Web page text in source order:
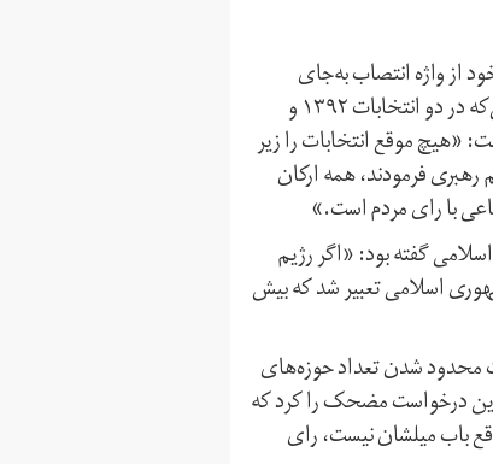
از واژه انتصاب به‌جای
انتخاب سخن گفتید و همین تعبیر را هم در مورد شورای نگهبان به کار بردید، اما با توجه به این‌که در دو انتخابات ۱۳۹۲ و
«هیچ موقع انتخابات را زیر
فرمودند، همه ارکان
با رای مردم است.»
گفته بود: «اگر رژیم
اسلامی تعبیر شد که بیش
محدود شدن تعداد حوزه‌های
او از مردم این درخواست مضحک را کرد که
باب میلشان نیست، رای